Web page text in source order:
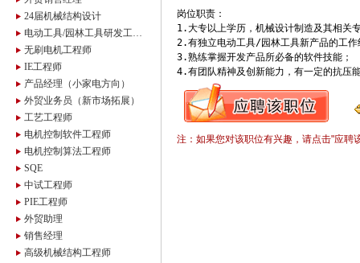
24届机械结构设计
电动工具/园林工具研发工程师
无刷电机工程师
IE工程师
产品经理（小家电方向）
外贸业务员（新市场拓展）
工艺工程师
电机控制软件工程师
电机控制算法工程师
SQE
中试工程师
PIE工程师
外贸助理
销售经理
高级机械结构工程师
岗位职责：
1.大专以上学历，机械设计制造及其相关
2.有独立电动工具/园林工具新产品的工作
3.熟练掌握开发产品所必备的软件技能；
4.有团队精神及创新能力，有一定的抗压
注：如果您对该职位有兴趣，请点击"应聘